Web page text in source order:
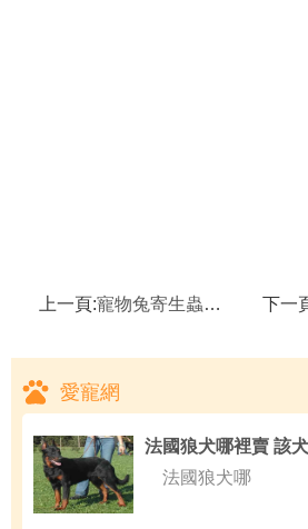
上一頁:寵物兔寄生蟲病之兔虱病,兔子兔虱病的症狀及治療方法 下一
愛寵網
法國狼犬哪裡賣 該
法國狼犬哪